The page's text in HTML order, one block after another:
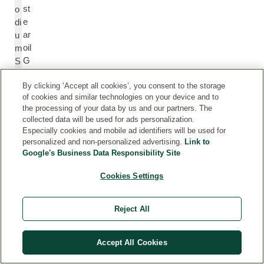
o
di
u
m
S
st
e
ar
oil
G
ta
m
at
o
d
e
a
By clicking ‘Accept all cookies’, you consent to the storage
of cookies and similar technologies on your device and to
the processing of your data by us and our partners. The
collected data will be used for ads personalization.
Especially cookies and mobile ad identifiers will be used for
personalized and non-personalized advertising. Link to
Google's Business Data Responsibility Site
Cookies Settings
Reject All
Accept All Cookies